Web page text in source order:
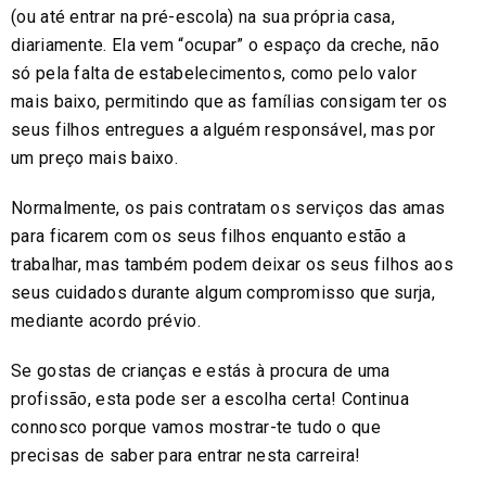
(ou até entrar na pré-escola) na sua própria casa,
diariamente. Ela vem “ocupar” o espaço da creche, não
só pela falta de estabelecimentos, como pelo valor
mais baixo, permitindo que as famílias consigam ter os
seus filhos entregues a alguém responsável, mas por
um preço mais baixo.
Normalmente, os pais contratam os serviços das amas
para ficarem com os seus filhos enquanto estão a
trabalhar, mas também podem deixar os seus filhos aos
seus cuidados durante algum compromisso que surja,
mediante acordo prévio.
Se gostas de crianças e estás à procura de uma
profissão, esta pode ser a escolha certa! Continua
connosco porque vamos mostrar-te tudo o que
precisas de saber para entrar nesta carreira!